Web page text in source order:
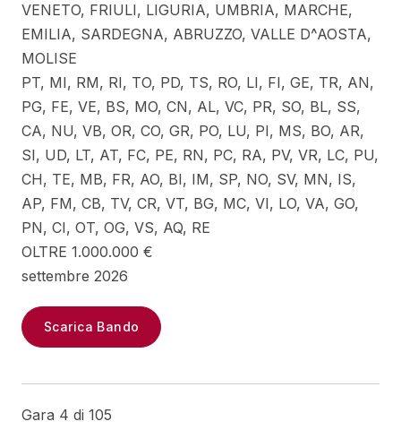
VENETO, FRIULI, LIGURIA, UMBRIA, MARCHE,
EMILIA, SARDEGNA, ABRUZZO, VALLE D^AOSTA,
MOLISE
PT, MI, RM, RI, TO, PD, TS, RO, LI, FI, GE, TR, AN,
PG, FE, VE, BS, MO, CN, AL, VC, PR, SO, BL, SS,
CA, NU, VB, OR, CO, GR, PO, LU, PI, MS, BO, AR,
SI, UD, LT, AT, FC, PE, RN, PC, RA, PV, VR, LC, PU,
CH, TE, MB, FR, AO, BI, IM, SP, NO, SV, MN, IS,
AP, FM, CB, TV, CR, VT, BG, MC, VI, LO, VA, GO,
PN, CI, OT, OG, VS, AQ, RE
OLTRE 1.000.000 €
settembre 2026
Scarica Bando
Gara 4 di 105